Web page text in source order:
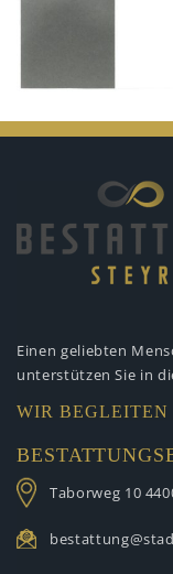
Einen geliebten
unterstützen Sie in
WIR BEGLEITEN
Taborweg 10